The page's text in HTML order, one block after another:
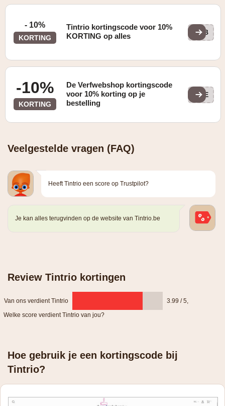
- 10%
KORTING
Tintrio kortingscode voor 10%
KORTING op alles
WEB
-10%
KORTING
De Verfwebshop kortingscode
voor 10% korting op je
bestelling
TIE
Veelgestelde vragen (FAQ)
Heeft Tintrio een score op Trustpilot?
Je kan alles terugvinden op de website van Tintrio.be
Review Tintrio kortingen
Van ons verdient Tintrio 3.99 / 5
Welke score verdient Tintrio van jou?
Hoe gebruik je een kortingscode bij
Tintrio?